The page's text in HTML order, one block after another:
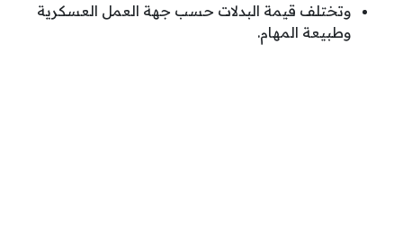
وتختلف قيمة البدلات حسب جهة العمل العسكرية
وطبيعة المهام.